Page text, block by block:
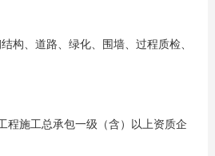
构、道路、绿化、围墙、过程质检、
程施工总承包一级（含）以上资质企